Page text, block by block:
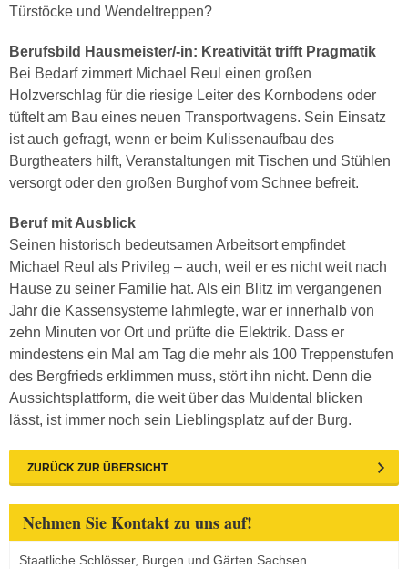
Türstöcke und Wendeltreppen?
Berufsbild Hausmeister/-in: Kreativität trifft Pragmatik
Bei Bedarf zimmert Michael Reul einen großen
Holzverschlag für die riesige Leiter des Kornbodens oder
tüftelt am Bau eines neuen Transportwagens. Sein Einsatz
ist auch gefragt, wenn er beim Kulissenaufbau des
Burgtheaters hilft, Veranstaltungen mit Tischen und Stühlen
versorgt oder den großen Burghof vom Schnee befreit.
Beruf mit Ausblick
Seinen historisch bedeutsamen Arbeitsort empfindet
Michael Reul als Privileg – auch, weil er es nicht weit nach
Hause zu seiner Familie hat. Als ein Blitz im vergangenen
Jahr die Kassensysteme lahmlegte, war er innerhalb von
zehn Minuten vor Ort und prüfte die Elektrik. Dass er
mindestens ein Mal am Tag die mehr als 100 Treppenstufen
des Bergfrieds erklimmen muss, stört ihn nicht. Denn die
Aussichtsplattform, die weit über das Muldental blicken
lässt, ist immer noch sein Lieblingsplatz auf der Burg.
ZURÜCK ZUR ÜBERSICHT
Nehmen Sie Kontakt zu uns auf!
Staatliche Schlösser, Burgen und Gärten Sachsen